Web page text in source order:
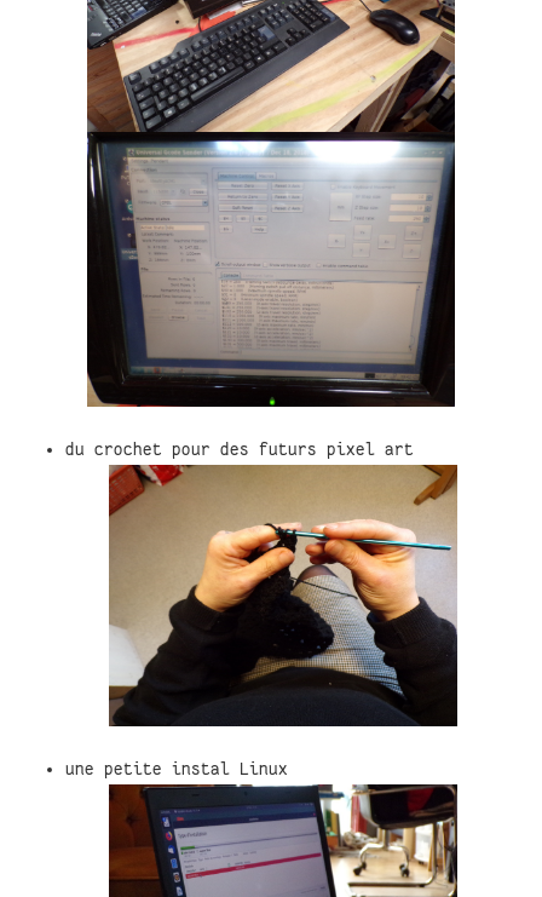
du crochet pour des futurs pixel art
une petite instal Linux